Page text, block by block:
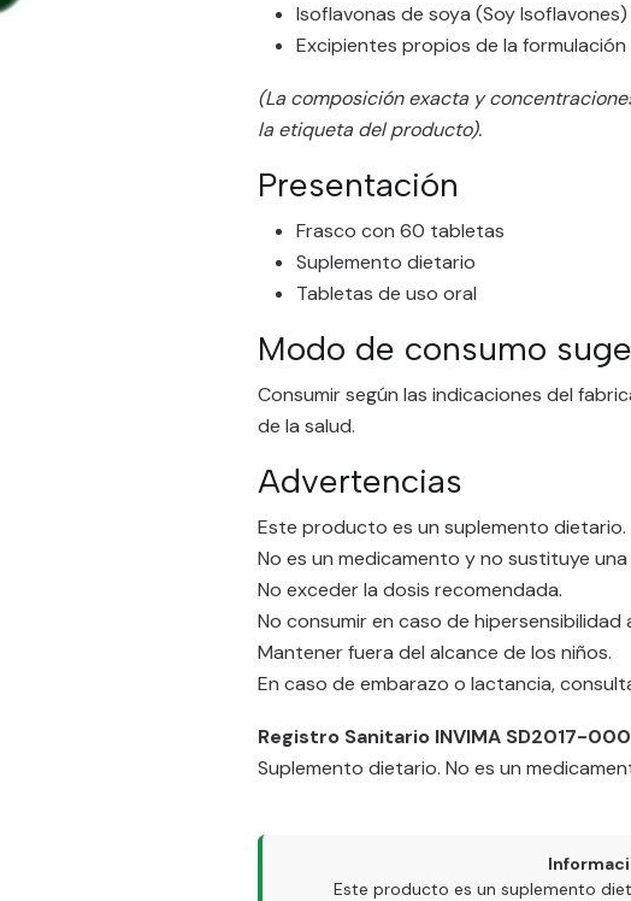
Isoflavonas de soya (Soy Isoflavones)
Excipientes propios de la formulación
(La composición exacta y
la etiqueta del producto).
Presentación
Frasco con 60 tabletas
Suplemento dietario
Tabletas de uso oral
Modo de consumo
Consumir según las indicaciones del
de la salud.
Advertencias
Este producto es un suplemento dietario.
No es un medicamento y no sustituye
No exceder la dosis recomendada.
No consumir en caso de
Mantener fuera del alcance de los niños.
En caso de embarazo o lactancia,
Registro Sanitario INVIMA SD2017-
Suplemento dietario. No es un
Este producto es un suplemento